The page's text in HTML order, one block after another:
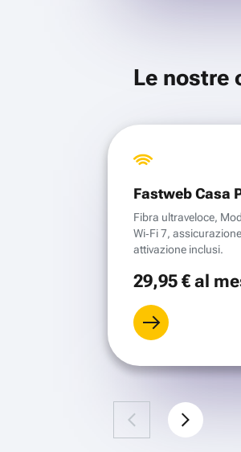
Le nostre
Fastweb Casa
Fibra ultraveloce,
Wi‑Fi 7,
attivazione inclusi.
29,95 €al